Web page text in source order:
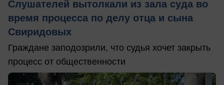
Слушателей вытолкали из зала суда во
время процесса по делу отца и сына
Свиридовых
Граждане заподозрили, что судья хочет закрыть
процесс от общественности